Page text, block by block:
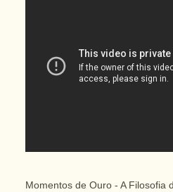
Momentos de Ouro - A Filosofia